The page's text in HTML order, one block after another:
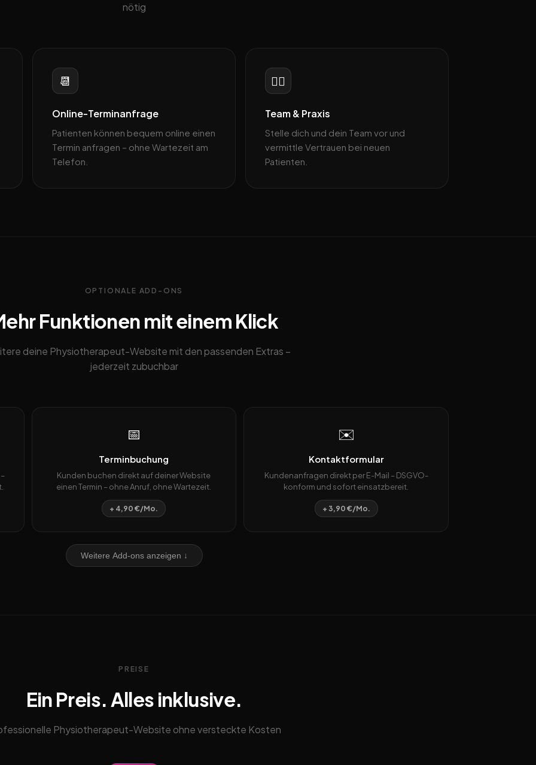
nötig
📆
Online-Terminanfrage
Patienten können bequem online einen
Termin anfragen – ohne Wartezeit am
Telefon.
👩‍⚕️
Team & Praxis
Stelle dich und dein Team vor und
vermittle Vertrauen bei neuen
Patienten.
OPTIONALE ADD-ONS
Funktionen mit einem Klick
deine Physiotherapeut-Website mit den passenden Extras –
jederzeit zubuchbar
📅
Terminbuchung
Kunden buchen direkt auf deiner Website
einen Termin – ohne Anruf, ohne Wartezeit.
+ 4,90 €/Mo.
✉️
Kontaktformular
Kundenanfragen direkt per E-Mail – DSGVO-
konform und sofort einsatzbereit.
+ 3,90 €/Mo.
Weitere Add-ons anzeigen ↓
PREISE
Ein Preis. Alles inklusive.
Physiotherapeut-Website ohne versteckte Kosten